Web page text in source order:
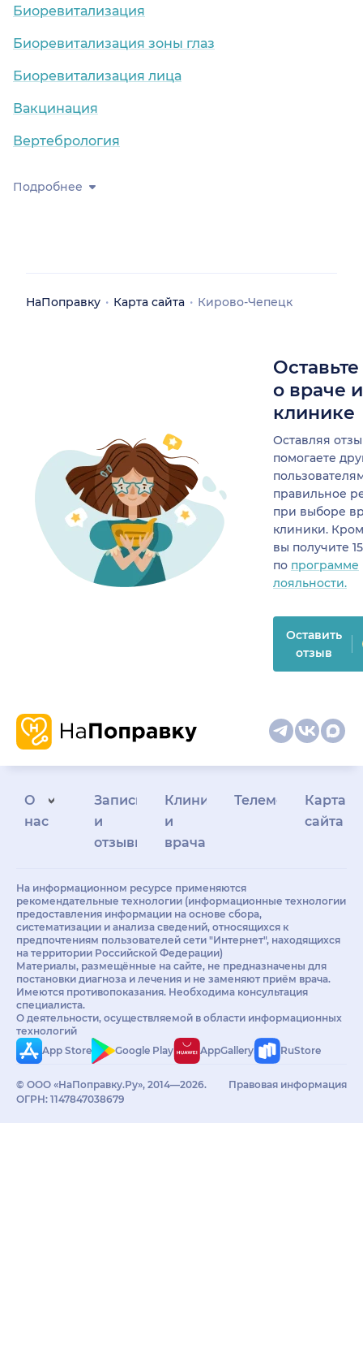
Биоревитализация
Биоревитализация зоны глаз
Биоревитализация лица
Вакцинация
Вертебрология
Подробнее
НаПоправку Карта сайта Кирово-Чепецк
о враче
клинике
Оставляя
помогаете
правильное
при выборе
клиники.
вы получите
по программе
лояльности.
Оставить
отзыв
О
нас
Запись
и
отзывы
Клиникам
и
врачам
Телемедицина
Карта
сайта
На информационном ресурсе применяются
рекомендательные технологии (информационные технологии
предоставления информации на основе сбора,
систематизации и анализа сведений, относящихся к
предпочтениям пользователей сети "Интернет", находящихся
на территории Российской Федерации)
Материалы, размещённые на сайте, не предназначены для
постановки диагноза и лечения и не заменяют приём врача.
Имеются противопоказания. Необходима консультация
специалиста.
О деятельности, осуществляемой в области информационных
технологий
App Store
Google Play AppGallery RuStore
© ООО «НаПоправку.Ру», 2014—2026.
ОГРН: 1147847038679
Правовая информация